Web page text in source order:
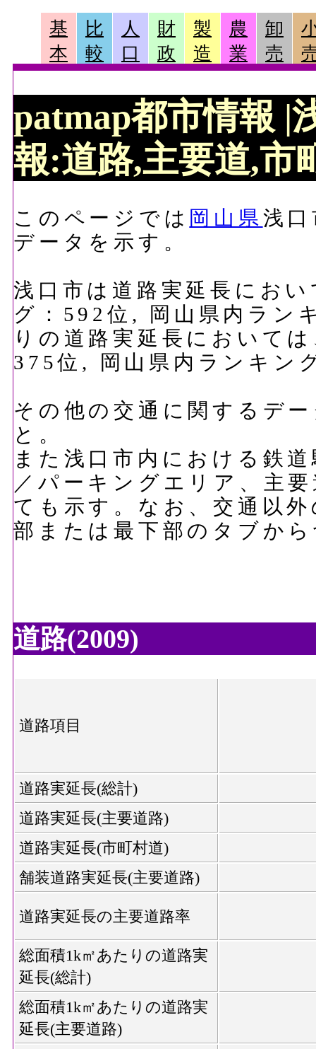
基
本
比
較
人
口
財
政
製
造
農
業
卸
売
patmap都市情報 |
報:道路,主要道,市
このページでは 岡山県 浅
データを示す。
浅口市は道路実延長にお
グ：592位, 岡山県内ラン
りの道路実延長において
375位, 岡山県内ランキン
その他の交通に関するデ
と。
また浅口市内における鉄
／パーキングエリア、主
ても示す。なお、交通以
部または最下部のタブか
道路(2009)
道路項目
道路実延長(総計)
道路実延長(主要道路)
道路実延長(市町村道)
舗装道路実延長(主要道路)
道路実延長の主要道路率
総面積1k㎡あたりの道路実
延長(総計)
総面積1k㎡あたりの道路実
延長(主要道路)